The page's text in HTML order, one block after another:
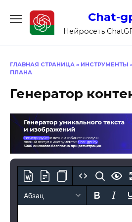
содержанию
Chat-
Нейросеть
ГЛАВНАЯ СТРАНИЦА » ИНСТРУМЕНТЫ
ПЛАНА
Генератор
Абзац